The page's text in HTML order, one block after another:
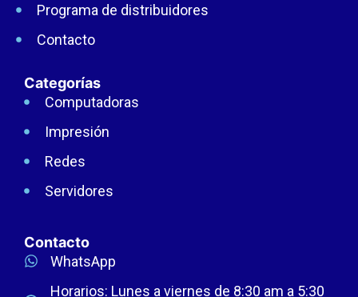
Programa de distribuidores
Contacto
Categorías
Computadoras
Impresión
Redes
Servidores
Contacto
WhatsApp
Horarios: Lunes a viernes de 8:30 am a 5:30